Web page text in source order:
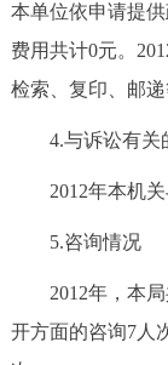
ITALIANO
本单位依申请提
费用共计0元。
检索、复印、邮递
4.与诉讼有关
2012年本机关
5.咨询情况
2012年，本局
开方面的咨询7人